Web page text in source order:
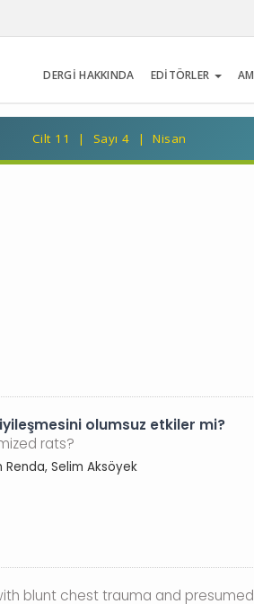
DERGİ HAKKINDA EDİTÖRLER
Cilt 11 | Sayı 4 | Nisan
olumsuz etkiler mi?
rats?
Renda, Selim Aksöyek
blunt chest trauma and